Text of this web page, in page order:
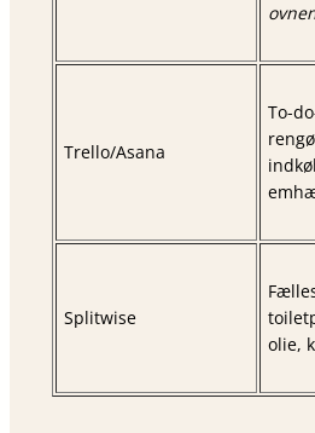
Trello/Asana
To-
Splitwise
olie,